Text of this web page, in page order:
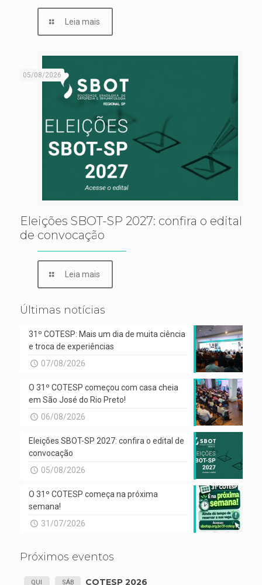
Leia mais
05/08/2026
Eleições SBOT-SP 2027: confira o edital
de convocação
Leia mais
Últimas notícias
31º COTESP: Mais um dia de muita ciência
e troca de experiências
07/08/2026
O 31º COTESP começou com casa cheia
em São José do Rio Preto!
06/08/2026
Eleições SBOT-SP 2027: confira o edital de
convocação
05/08/2026
O 31º COTESP começa na próxima
semana!
31/07/2026
Próximos eventos
QUI SÁB COTESP 2026